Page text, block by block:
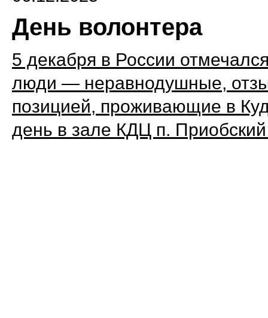
День волонтера
5 декабря в России
люди — неравнодушные,
позицией, проживающие в
день в зале КДЦ п.